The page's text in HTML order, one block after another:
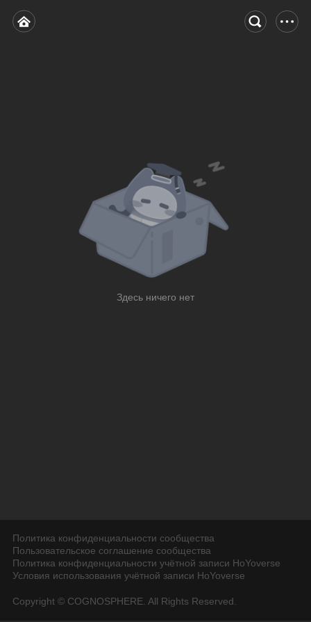
Здесь ничего нет
Политика конфиденциальности сообщества
Пользовательское соглашение сообщества
Политика конфиденциальности учётной записи HoYoverse
Условия использования учётной записи HoYoverse
Copyright © COGNOSPHERE. All Rights Reserved.